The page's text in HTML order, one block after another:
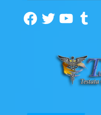
Facebook
TwitterYouTubeTumblr